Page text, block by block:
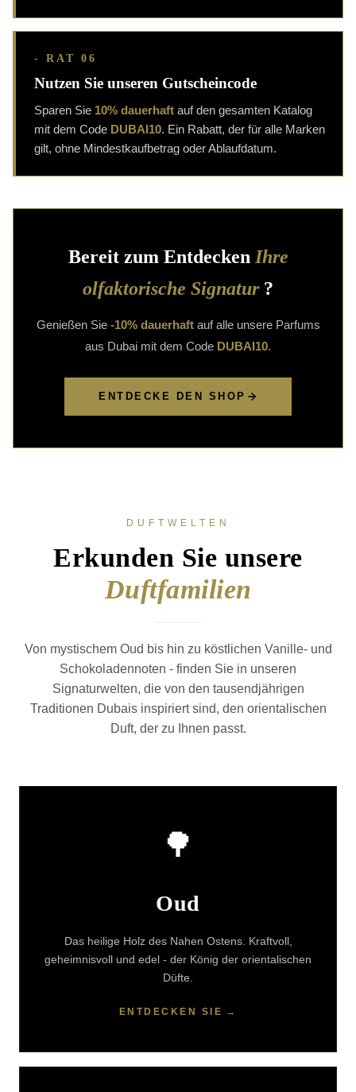
- RAT 06
Nutzen Sie unseren Gutscheincode
Sparen Sie 10% dauerhaft auf den gesamten Katalog
mit dem Code DUBAI10. Ein Rabatt, der für alle Marken
gilt, ohne Mindestkaufbetrag oder Ablaufdatum.
Bereit zum Entdecken Ihre
olfaktorische Signatur?
Genießen Sie -10% dauerhaftauf alle unsere Parfums
aus Dubai mit dem Code DUBAI10.
ENTDECKE DEN SHOP
DUFTWELTEN
Erkunden Sie unsere
Duftfamilien
Von mystischem Oud bis hin zu köstlichen Vanille- und
Schokoladennoten - finden Sie in unseren
Signaturwelten, die von den tausendjährigen
Traditionen Dubais inspiriert sind, den orientalischen
Duft, der zu Ihnen passt.
🌳
Oud
Das heilige Holz des Nahen Ostens. Kraftvoll,
geheimnisvoll und edel - der König der orientalischen
Düfte.
ENTDECKEN SIE